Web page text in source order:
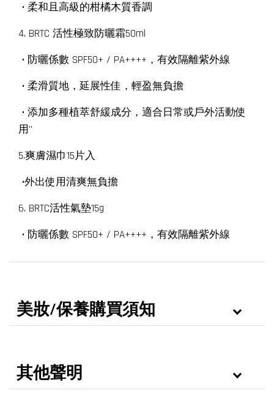
• 柔和且高級的柑橘木質香調
4. BRTC 活性極致防曬霜50ml
• 防曬係數 SPF50+ / PA++++，有效隔離紫外線
• 柔滑質地，延展性佳，輕盈無負擔
• 添加多種植萃舒緩成分，適合日常或戶外活動使
用"
5.爽膚濕巾15片入
•外出使用清爽無負擔
6. BRTC活性氣墊15g
• 防曬係數 SPF50+ / PA++++，有效隔離紫外線
美妝/保養購買須知
其他聲明